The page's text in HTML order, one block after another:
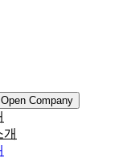
Open Company
개